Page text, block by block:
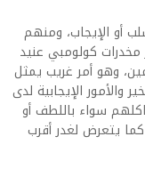
أو الإيجاب، ومنهم
مخدرات كولومبي عنيد
وهو أمر غريب يمثل
الإيجابية لدى
سواء باللطف أو
يتعرض لغدر أقرب